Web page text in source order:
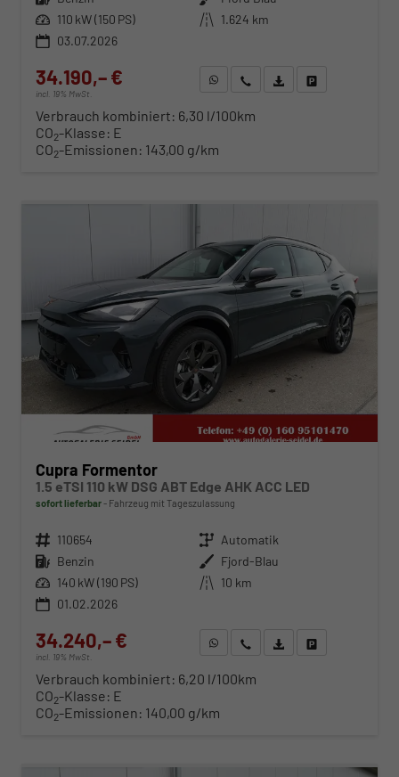
Leistung 110 kW (150 PS) Kilometerstand 1.624 km
03.07.2026
34.190,– €
incl. 19% MwSt.
WhatsApp anfragen
Wir rufen Sie anFahrzeugexposé (PDF)
Verbrauch kombiniert: 6,30 l/100km
CO2-Klasse: E
CO2-Emissionen: 143,00 g/km
Cupra Formentor
1.5 eTSI 110 kW DSG ABT Edge AHK ACC LED
sofort lieferbar Fahrzeug mit Tageszulassung
Fahrzeugnr. 110654 Getriebe Automatik
Kraftstoff Benzin Außenfarbe Fjord-Blau
Leistung 140 kW (190 PS) Kilometerstand 10 km
01.02.2026
34.240,– €
incl. 19% MwSt.
WhatsApp anfragen
Wir rufen Sie anFahrzeugexposé (PDF)
Verbrauch kombiniert: 6,20 l/100km
CO2-Klasse: E
CO2-Emissionen: 140,00 g/km